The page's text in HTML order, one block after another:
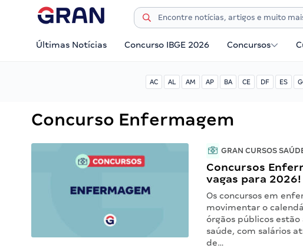
Últimas Notícias Concurso IBGE 2026 Concursos
AC AL AM AP BA CE DF ES
Concurso Enfermagem
GRAN CURSOS
Concursos
vagas para 2026!
Os concursos em
movimentar o
órgãos públicos
saúde, com salários
de…